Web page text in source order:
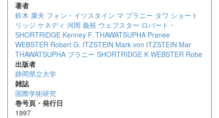
著者
鈴木 康夫 フォン・イツスタイン マ プラニー タワ ショート
リッジ ケネディ 河岡 義裕 ウェブスター ロバート・
SHORTRIDGE Kenney F. THAWATSUPHA Pranee
WEBSTER Robert G. ITZSTEIN Mark von ITZSTEIN Mar
THAWATSUPHA プラニー SHORTRIDGE K WEBSTER Robe
出版者
静岡県立大学
雑誌
国際学術研究
巻号頁・発行日
1997